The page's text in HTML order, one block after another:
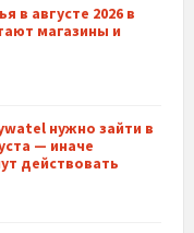
в августе 2026 в
магазины и
нужно зайти в
— иначе
действовать